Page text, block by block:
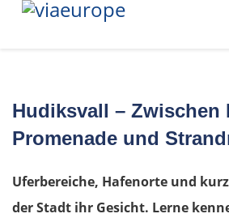
Hudiksvall – Zwischen
Promenade und
Uferbereiche, Hafenorte und
der Stadt ihr Gesicht. Lerne